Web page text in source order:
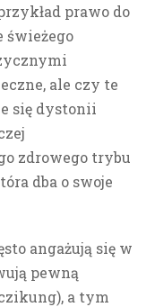
prawo do
świeżego
ale czy te
się dystonii
zdrowego trybu
dba o swoje
angażują się w
pewną
a tym